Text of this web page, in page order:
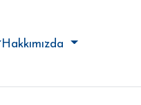
Hakkımızda